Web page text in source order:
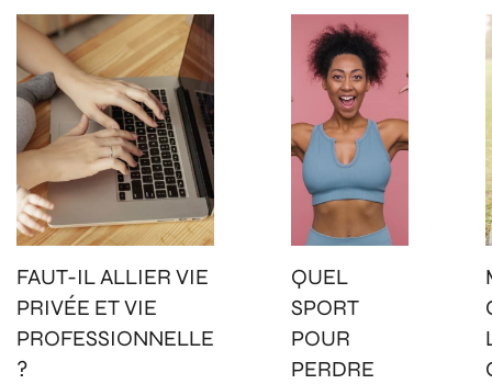
FAUT-IL ALLIER VIE
PRIVÉE ET VIE
PROFESSIONNELLE
?
QUEL
SPORT
POUR
PERDRE